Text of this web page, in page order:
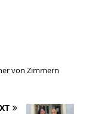
von Zimmern